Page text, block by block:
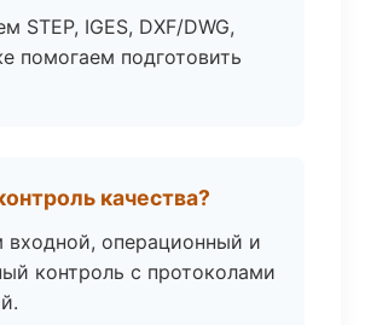
STEP, IGES, DXF/DWG,
помогаем подготовить
качества?
входной, операционный и
контроль с протоколами